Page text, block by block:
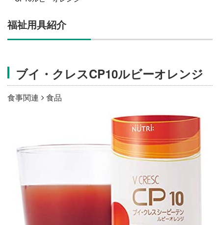
施設・料金
アクセス
福祉用具紹介
ブイ・クレスCP10ルビーオレンジ
食事関連 食品